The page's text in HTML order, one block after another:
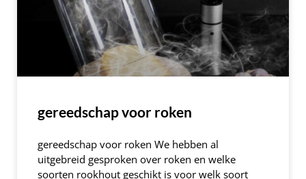
gereedschap voor roken
gereedschap voor roken We hebben al
uitgebreid gesproken over roken en welke
soorten rookhout geschikt is voor welk soort